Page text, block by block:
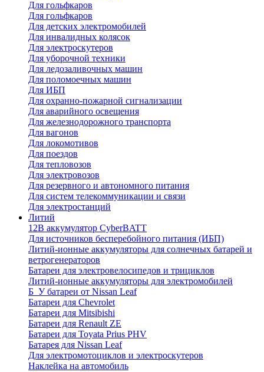
Для гольфкаров
Для гольфкаров
Для детских электромобилей
Для инвалидных колясок
Для электроскутеров
Для уборочной техники
Для ледозаливочных машин
Для поломоечных машин
Для ИБП
Для охранно-пожарной сигнализации
Для аварийного освещения
Для железнодорожного транспорта
Для вагонов
Для локомотивов
Для поездов
Для тепловозов
Для электровозов
Для резервного и автономного питания
Для систем телекоммуникации и связи
Для электростанций
Литий
12В аккумулятор CyberBATT
Для источников бесперебойного питания (ИБП)
Литий-ионные аккумуляторы для солнечных батарей и
ветрогенераторов
Батареи для электровелосипедов и трициклов
Литий-ионные аккумуляторы для электромобилей
Б_У батареи от Nissan Leaf
Батареи для Chevrolet
Батареи для Mitsibishi
Батареи для Renault ZE
Батареи для Toyata Prius PHV
Батарея для Nissan Leaf
Для электромотоциклов и электроскутеров
Наклейка на автомобиль